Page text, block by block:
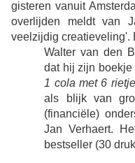
gisteren vanuit
overlijden meldt van
veelzijdig creatieveling'.
Walter van den
dat hij zijn boekje
1 cola met 6
als blijk van
(financiële)
Jan Verhaert.
bestseller (30